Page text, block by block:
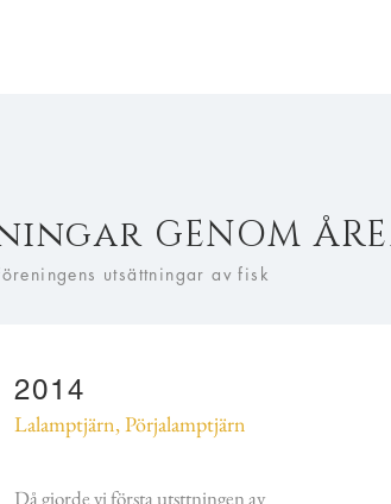
utsättningar av fisk
Lalamptjärn, Pörjalamptjärn
2014
Då gjorde vi första utsttningen av
GENOM